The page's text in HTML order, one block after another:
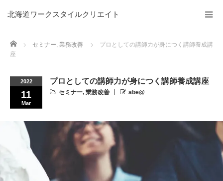
北海道ワークスタイルクリエイト
Home セミナー, 業務改善
プロとしての講師力が身につく講師養成講
座
2022
11
Mar
プロとしての講師力が身につく講師養成講座
セミナー, 業務改善 abe@